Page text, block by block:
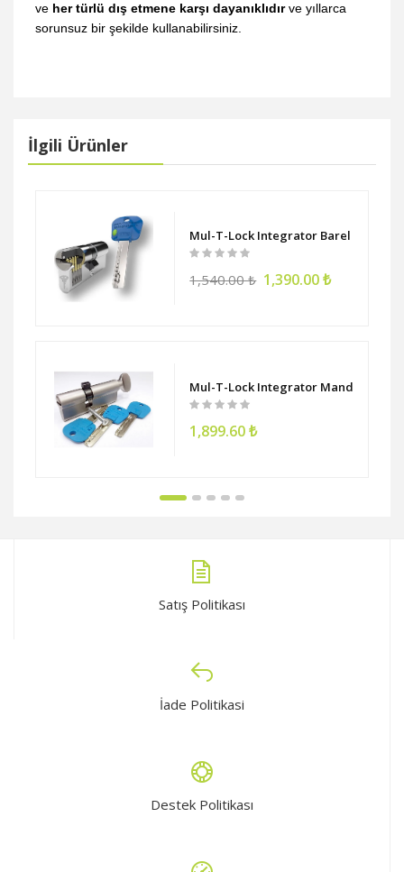
ve her türlü dış etmene karşı dayanıklıdırve yıllarca
sorunsuz bir şekilde kullanabilirsiniz.
İlgili Ürünler
Dar Tip Montaj Ayarlı (2-3-4) Gümüş
Kollu Hidrolik Kapı Kapatıcı
Mul-T-Lock Integrator Barel Silindir
1,540.00 ₺ 1,390.00 ₺
Mul-T-Lock Integrator Mandallı
1,899.60 ₺
Satış Politikası
İade Politikasi
Destek Politikası